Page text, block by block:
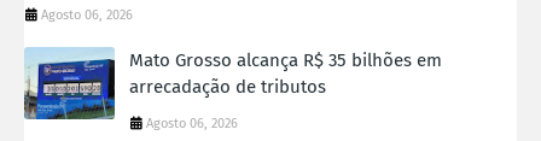
Agosto 06, 2026
Mato Grosso alcança R$ 35 bilhões em
arrecadação de tributos
Agosto 06, 2026